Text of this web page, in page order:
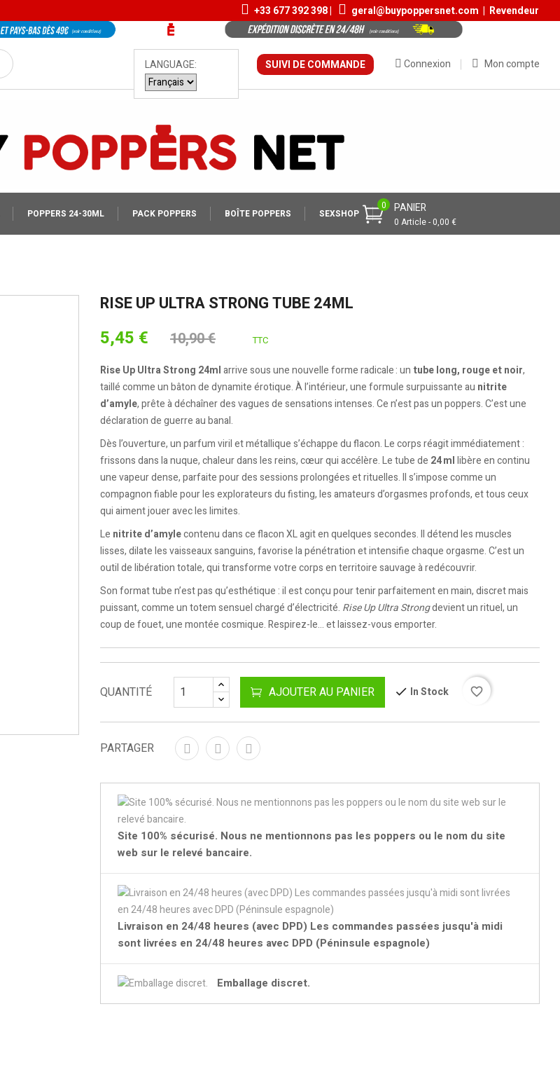
+33 677 392 398| geral@buypoppersnet.com | Revendeur
LANGUAGE: Mon compte
Connexion
SUIVI DE COMMANDE
PANIER
0 Article - 0,00 €
0
POPPERS 24-30ML PACK POPPERS BOÎTE POPPERS SEXSHOP
RISE UP ULTRA STRONG TUBE 24ML
5,45 € 10,90 € TTC
Rise Up Ultra Strong 24mlarrive sous une nouvelle forme radicale : un tube long, rouge et noir,
taillé comme un bâton de dynamite érotique. À l’intérieur, une formule surpuissante au nitrite
d’amyle, prête à déchaîner des vagues de sensations intenses. Ce n’est pas un poppers. C’est une
déclaration de guerre au banal.
Dès l’ouverture, un parfum viril et métallique s’échappe du flacon. Le corps réagit immédiatement :
frissons dans la nuque, chaleur dans les reins, cœur qui accélère. Le tube de 24 mllibère en continu
une vapeur dense, parfaite pour des sessions prolongées et rituelles. Il s’impose comme un
compagnon fiable pour les explorateurs du fisting, les amateurs d’orgasmes profonds, et tous ceux
qui aiment jouer avec les limites.
Le nitrite d’amylecontenu dans ce flacon XL agit en quelques secondes. Il détend les muscles
lisses, dilate les vaisseaux sanguins, favorise la pénétration et intensifie chaque orgasme. C’est un
outil de libération totale, qui transforme votre corps en territoire sauvage à redécouvrir.
Son format tube n’est pas qu’esthétique : il est conçu pour tenir parfaitement en main, discret mais
puissant, comme un totem sensuel chargé d’électricité. Rise Up Ultra Strongdevient un rituel, un
coup de fouet, une montée cosmique. Respirez-le… et laissez-vous emporter.
QUANTITÉ AJOUTER AU PANIER In Stock favorite_border
PARTAGER
Site 100% sécurisé. Nous ne mentionnons pas les poppers ou le nom du site
web sur le relevé bancaire.
Livraison en 24/48 heures (avec DPD) Les commandes passées jusqu'à midi
sont livrées en 24/48 heures avec DPD (Péninsule espagnole)
Emballage discret.